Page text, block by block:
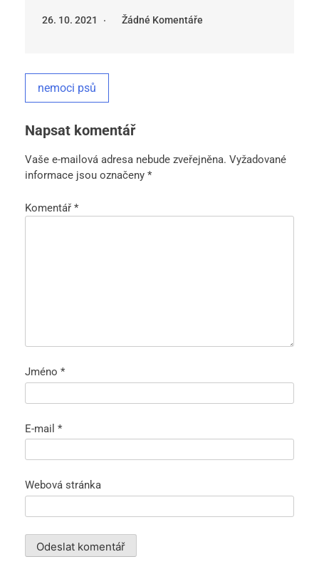
26. 10. 2021 Žádné Komentáře
nemoci psů
Napsat komentář
Vaše e-mailová adresa nebude zveřejněna. Vyžadované
informace jsou označeny *
Komentář *
Jméno *
E-mail *
Webová stránka